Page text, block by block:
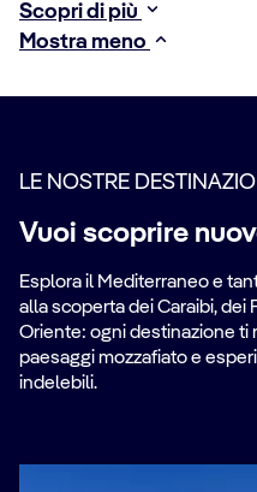
Scopri di più
Mostra meno
LE NOSTRE
Vuoi scoprire
Esplora il Mediterraneo e
alla scoperta dei Caraibi, dei
Oriente: ogni destinazione ti
paesaggi mozzafiato e
indelebili.